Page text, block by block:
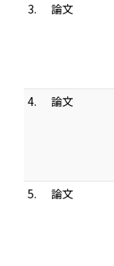
3.
論文
4.
論文
5.
論文